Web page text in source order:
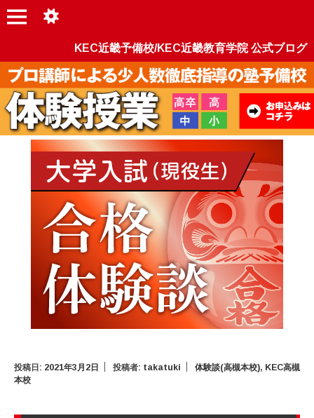
KEC近畿予備校/KEC近畿教育学院 公式ブログ
投稿日: 2021年3月2日 投稿者: takatuki 体験談(高槻本校), KEC高槻
本校